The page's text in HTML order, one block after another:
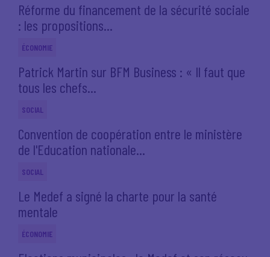
Réforme du financement de la sécurité sociale
: les propositions...
ÉCONOMIE
Patrick Martin sur BFM Business : « Il faut que
tous les chefs...
SOCIAL
Convention de coopération entre le ministère
de l'Education nationale...
SOCIAL
Le Medef a signé la charte pour la santé
mentale
ÉCONOMIE